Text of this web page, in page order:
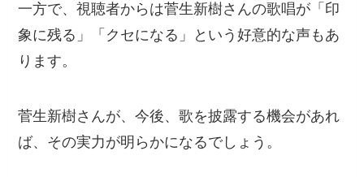
一方で、視聴者からは菅生新樹さんの歌唱が「印
象に残る」「クセになる」という好意的な声もあ
ります。
菅生新樹さんが、今後、歌を披露する機会があれ
ば、その実力が明らかになるでしょう。